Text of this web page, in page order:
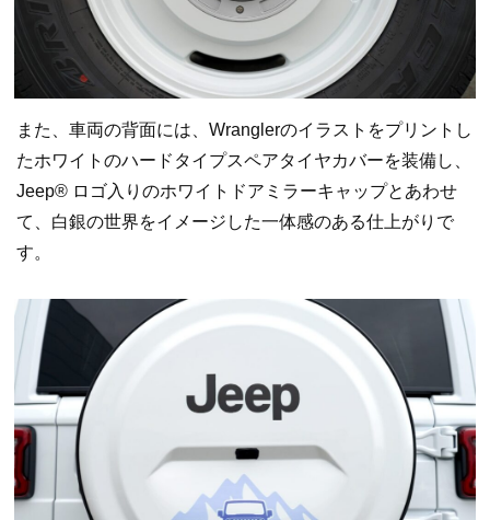
また、車両の背面には、Wranglerのイラストをプリントし
たホワイトのハードタイプスペアタイヤカバーを装備し、
Jeep® ロゴ入りのホワイトドアミラーキャップとあわせ
て、白銀の世界をイメージした一体感のある仕上がりで
す。